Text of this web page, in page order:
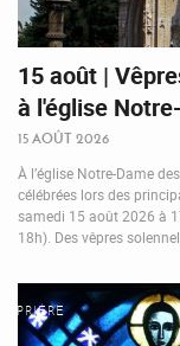
15 août |
à l'église
15 AOÛT 2026
À l’église Notre-Dame
célébrées lors des
samedi 15 août 2026 à
18h). Des vêpres
PRIÈRE